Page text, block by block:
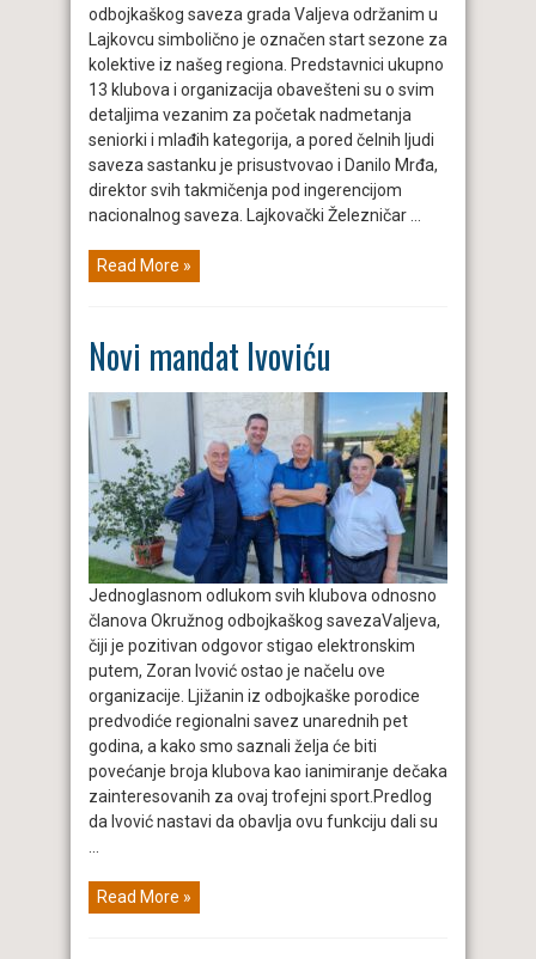
odbojkaškog saveza grada Valjeva održanim u
Lajkovcu simbolično je označen start sezone za
kolektive iz našeg regiona. Predstavnici ukupno
13 klubova i organizacija obavešteni su o svim
detaljima vezanim za početak nadmetanja
seniorki i mlađih kategorija, a pored čelnih ljudi
saveza sastanku je prisustvovao i Danilo Mrđa,
direktor svih takmičenja pod ingerencijom
nacionalnog saveza. Lajkovački Železničar ...
Read More »
Novi mandat Ivoviću
Jednoglasnom odlukom svih klubova odnosno
članova Okružnog odbojkaškog savezaValjeva,
čiji je pozitivan odgovor stigao elektronskim
putem, Zoran Ivović ostao je načelu ove
organizacije. Ljižanin iz odbojkaške porodice
predvodiće regionalni savez unarednih pet
godina, a kako smo saznali želja će biti
povećanje broja klubova kao ianimiranje dečaka
zainteresovanih za ovaj trofejni sport.Predlog
da Ivović nastavi da obavlja ovu funkciju dali su
Read More »